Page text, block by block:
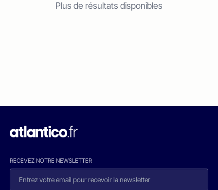
Plus de résultats disponibles
RECEVEZ NOTRE NEWSLETTER